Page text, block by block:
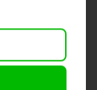
gaat voor een
deze
aandacht die